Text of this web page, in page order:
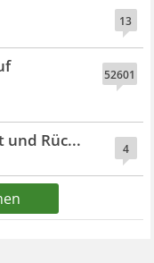
13
52601
4
und Rüc...